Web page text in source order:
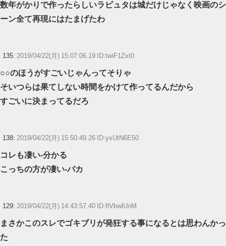
数年がかりで作ったらしいラピュタは城だけじゃなく映画のシ
ーン全て再現にはたまげたわ
135: 2019/04/22(月) 15:07:06.19 ID:twiF1Zxt0
○○のほうがすごいじゃんってそりゃ
そいつらは果てしない時間をかけて作ってるんだから
すごいに決まってるだろ
138: 2019/04/22(月) 15:50:49.26 ID:yxUtN6E50
コレも凄い-分かる
こっちの方が凄い-バカ
129: 2019/04/22(月) 14:43:57.40 ID:flVbwlUnM
まさかこのスレでゴキブリが発狂する事になるとは思わんかっ
た